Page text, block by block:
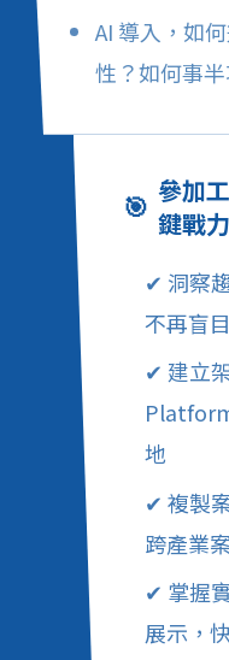
AI 導入，如
性？如何事
🎯 參加
鍵戰力
✔ 洞察
不再盲
✔ 建立
地
✔ 複製
跨產業
✔ 掌握
展示，